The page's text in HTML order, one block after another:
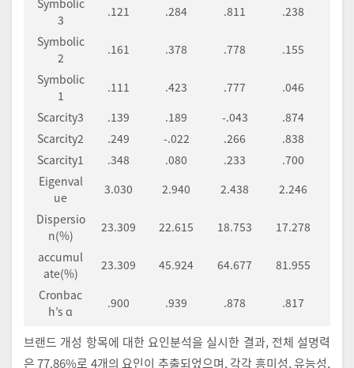
3
.121 .284 .811
.238
Symbolic
2
.161 .378 .778
.155
Symbolic
1
.111 .423 .777
.046
Scarcity3
.139 .189 -.043
.874
Scarcity2
.249 -.022 .266
.838
Scarcity1
.348 .080 .233
.700
Eigenval
ue
3.030 2.940 2.438
2.246
Dispersio
n(%)
23.309 22.615 18.753
17.278
accumul
ate(%)
23.309 45.924 64.677
81.955
Cronbac
h’s ɑ
.900 .939 .878 .817
브랜드 개성 항목에 대한 요인분석을 실시한 결과, 전체 설명력
은 77.86%로 4개의 요인이 추출되었으며, 각각 흥미성, 유능성,